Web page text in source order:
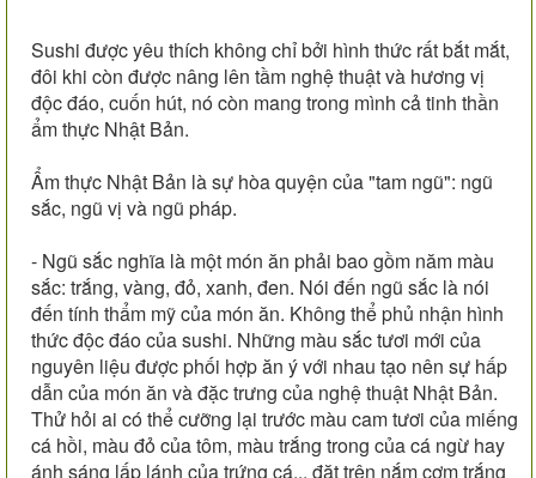
Sushi được yêu thích không chỉ bởi hình thức rất bắt mắt,
đôi khi còn được nâng lên tầm nghệ thuật và hương vị
độc đáo, cuốn hút, nó còn mang trong mình cả tinh thần
ẩm thực Nhật Bản.
Ẩm thực Nhật Bản là sự hòa quyện của "tam ngũ": ngũ
sắc, ngũ vị và ngũ pháp.
- Ngũ sắc nghĩa là một món ăn phải bao gồm năm màu
sắc: trắng, vàng, đỏ, xanh, đen. Nói đến ngũ sắc là nói
đến tính thẩm mỹ của món ăn. Không thể phủ nhận hình
thức độc đáo của sushi. Những màu sắc tươi mới của
nguyên liệu được phối hợp ăn ý với nhau tạo nên sự hấp
dẫn của món ăn và đặc trưng của nghệ thuật Nhật Bản.
Thử hỏi ai có thể cưỡng lại trước màu cam tươi của miếng
cá hồi, màu đỏ của tôm, màu trắng trong của cá ngừ hay
ánh sáng lấp lánh của trứng cá... đặt trên nắm cơm trắng